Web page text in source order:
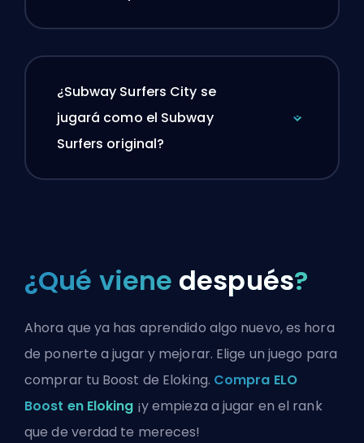
¿Subway Surfers City se
jugará como el Subway
Surfers original?
¿Qué viene después?
Ahora que ya has aprendido algo nuevo, es hora
de ponerte a jugar y mejorar. Elige un juego para
comprar tu Boost de Eloking. Compra ELO
Boost en Eloking ¡y empieza a jugar en el rank
que de verdad te mereces!